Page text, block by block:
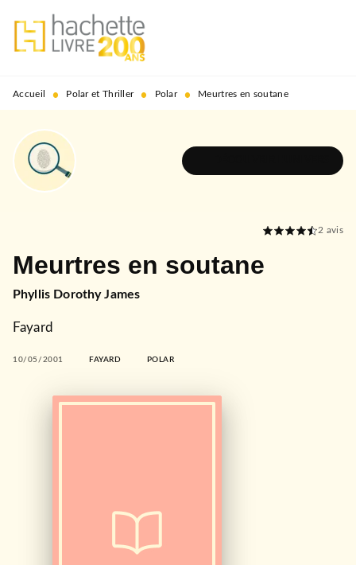
MENU RECHERCHE
PIED DE PAGE
Accueil • Polar et Thriller • Polar • Meurtres en soutane
2 avis
Meurtres en soutane
Phyllis Dorothy James
Fayard
10/05/2001 FAYARD POLAR